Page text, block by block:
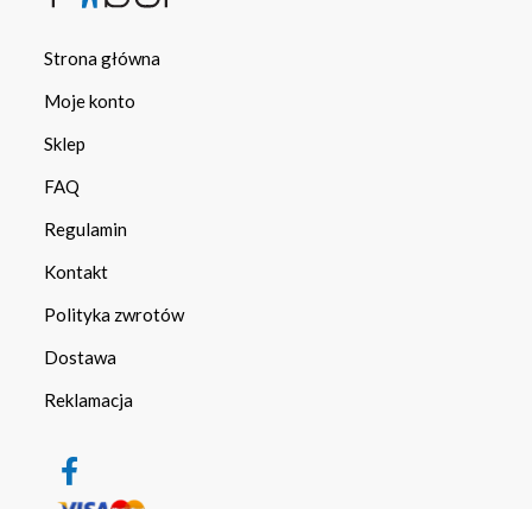
Strona główna
Moje konto
Sklep
FAQ
Regulamin
Kontakt
Polityka zwrotów
Dostawa
Reklamacja